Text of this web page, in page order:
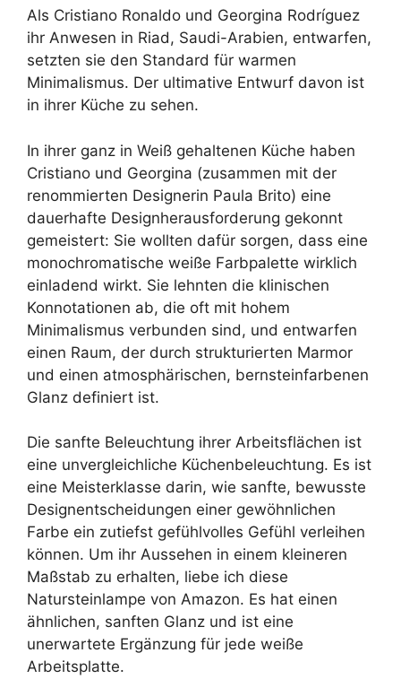
Als Cristiano Ronaldo und Georgina Rodríguez
ihr Anwesen in Riad, Saudi-Arabien, entwarfen,
setzten sie den Standard für warmen
Minimalismus. Der ultimative Entwurf davon ist
in ihrer Küche zu sehen.
In ihrer ganz in Weiß gehaltenen Küche haben
Cristiano und Georgina (zusammen mit der
renommierten Designerin Paula Brito) eine
dauerhafte Designherausforderung gekonnt
gemeistert: Sie wollten dafür sorgen, dass eine
monochromatische weiße Farbpalette wirklich
einladend wirkt. Sie lehnten die klinischen
Konnotationen ab, die oft mit hohem
Minimalismus verbunden sind, und entwarfen
einen Raum, der durch strukturierten Marmor
und einen atmosphärischen, bernsteinfarbenen
Glanz definiert ist.
Die sanfte Beleuchtung ihrer Arbeitsflächen ist
eine unvergleichliche Küchenbeleuchtung. Es ist
eine Meisterklasse darin, wie sanfte, bewusste
Designentscheidungen einer gewöhnlichen
Farbe ein zutiefst gefühlvolles Gefühl verleihen
können. Um ihr Aussehen in einem kleineren
Maßstab zu erhalten, liebe ich diese
Natursteinlampe von Amazon. Es hat einen
ähnlichen, sanften Glanz und ist eine
unerwartete Ergänzung für jede weiße
Arbeitsplatte.